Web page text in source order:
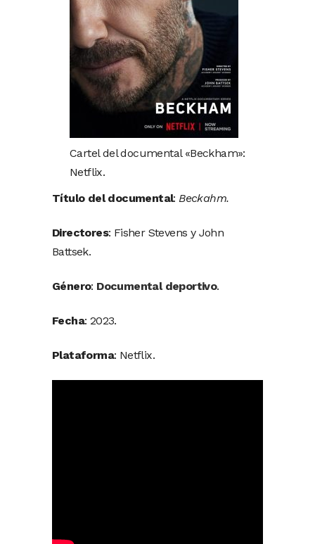
Cartel del documental «Beckham»:
Netflix.
Título del documental:Beckahm.
Directores: Fisher Stevens y John
Battsek.
Género: Documental deportivo.
Fecha: 2023.
Plataforma: Netflix.